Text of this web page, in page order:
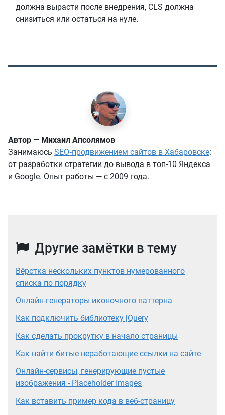
должна вырасти после внедрения, CLS должна
снизиться или остаться на нуле.
Автор — Михаил Апсолямов
Занимаюсь SEO‑продвижением сайтов в Хабаровске:
от разработки стратегии до вывода в топ-10 Яндекса
и Google. Опыт работы — с 2009 года.
Другие замётки в тему
Вёрстка нескольких пунктов нумерованного
списка по порядку
Онлайн-генераторы иконочного паттерна
Как подключить библиотеку jQuery
Как сделать прокрутку в начало страницы
Как найти битые неработающие ссылки на сайте
Онлайн-сервисы, генерирующие пустые
изображения - Placeholder Images
Как вставить пример кода в веб-страницу